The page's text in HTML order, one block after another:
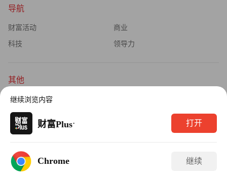
导航
财富活动 商业
科技 领导力
其他
杂志订阅
隐私政策
Copyright © 2026财富媒体知识产权有限公司
版权所有，未经书面许可，任何机构不得转载
继续浏览内容
财富Plus· 打开
Chrome 继续